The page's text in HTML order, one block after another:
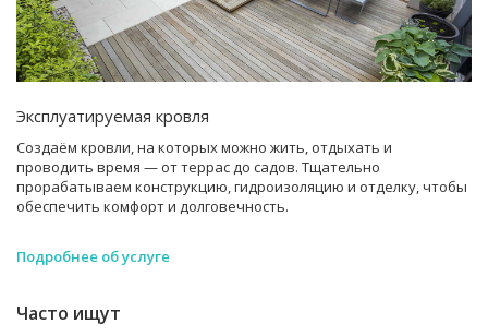
Эксплуатируемая кровля
Создаём кровли, на которых можно жить, отдыхать и
проводить время — от террас до садов. Тщательно
прорабатываем конструкцию, гидроизоляцию и отделку, чтобы
обеспечить комфорт и долговечность.
Подробнее об услуге
Часто ищут